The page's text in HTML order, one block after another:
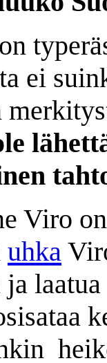
ei
Viro
uhka